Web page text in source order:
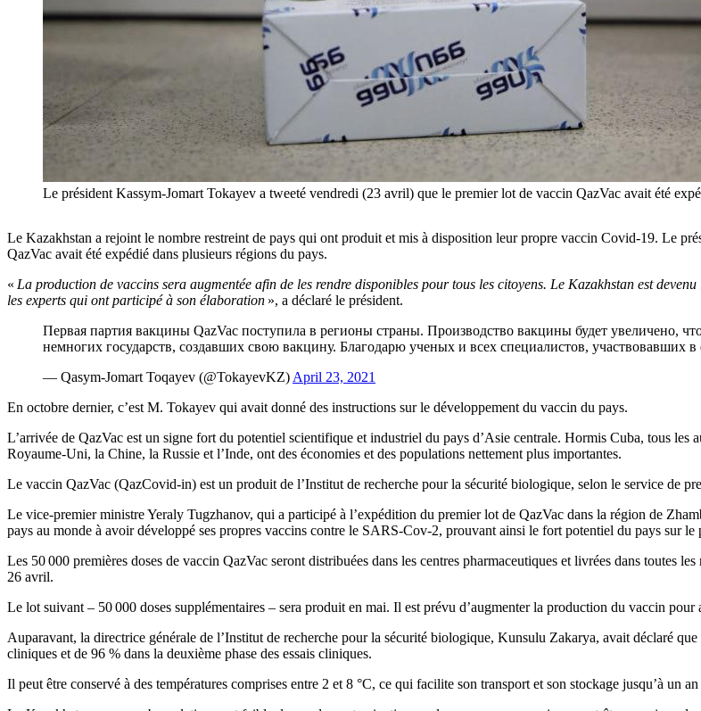
Le président Kassym-Jomart Tokayev a tweeté vendredi (23 avril) que le premier lot de vaccin QazVac avait été
Le Kazakhstan a rejoint le nombre restreint de pays qui ont produit et mis à disposition leur propre vaccin Covid-19. Le
QazVac avait été expédié dans plusieurs régions du pays.
« La production de vaccins sera augmentée afin de les rendre disponibles pour tous les citoyens. Le Kazakhstan est
les experts qui ont participé à son élaboration », a déclaré le président.
Первая партия вакцины QazVac поступила в регионы страны. Производство вакцины будет увеличено,
немногих государств, создавших свою вакцину. Благодарю ученых и всех специалистов, участвовавших в
— Qasym-Jomart Toqayev (@TokayevKZ) April 23, 2021
En octobre dernier, c’est M. Tokayev qui avait donné des instructions sur le développement du vaccin du pays.
L’arrivée de QazVac est un signe fort du potentiel scientifique et industriel du pays d’Asie centrale. Hormis Cuba, tous
Royaume-Uni, la Chine, la Russie et l’Inde, ont des économies et des populations nettement plus importantes.
Le vaccin QazVac (QazCovid-in) est un produit de l’Institut de recherche pour la sécurité biologique, selon le service de
Le vice-premier ministre Yeraly Tugzhanov, qui a participé à l’expédition du premier lot de QazVac dans la région de
pays au monde à avoir développé ses propres vaccins contre le SARS-Cov-2, prouvant ainsi le fort potentiel du pays sur le
Les 50 000 premières doses de vaccin QazVac seront distribuées dans les centres pharmaceutiques et livrées dans toutes
26 avril.
Le lot suivant – 50 000 doses supplémentaires – sera produit en mai. Il est prévu d’augmenter la production du vaccin pour
Auparavant, la directrice générale de l’Institut de recherche pour la sécurité biologique, Kunsulu Zakarya, avait déclaré
cliniques et de 96 % dans la deuxième phase des essais cliniques.
Il peut être conservé à des températures comprises entre 2 et 8 °C, ce qui facilite son transport et son stockage jusqu’à un